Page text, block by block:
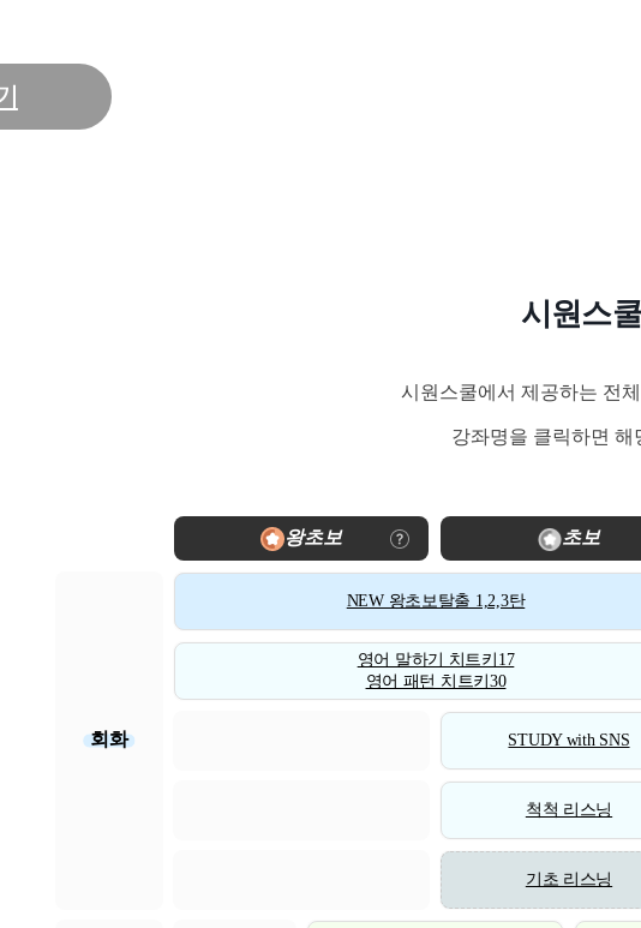
시원스
시원스쿨에서 제공하는 전
강좌명을 클릭하면
왕초보 초보
회화
NEW 왕초보탈출 1,2,3탄
영어 말하기 치트키17
영어 패턴 치트키30
STUDY with SNS
척척 리스닝
기초 리스닝